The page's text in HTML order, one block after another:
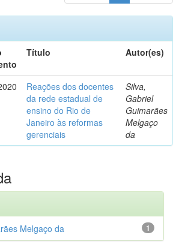
Título Autor(es)
Reações dos docentes
da rede estadual de
ensino do Rio de
Janeiro às reformas
gerenciais
Silva,
Gabriel
Guimarães
Melgaço
da
1
Melgaço da